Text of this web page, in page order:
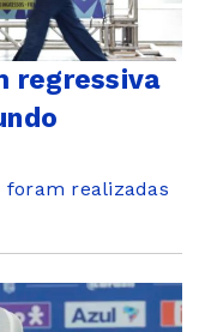
regressiva
foram realizadas